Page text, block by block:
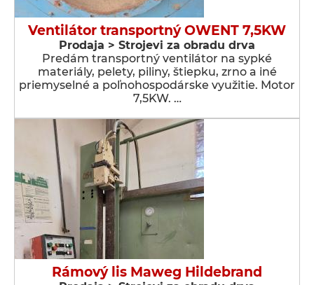
Ventilátor transportný OWENT 7,5KW
Prodaja > Strojevi za obradu drva
Predám transportný ventilátor na sypké
materiály, pelety, piliny, štiepku, zrno a iné
priemyselné a poľnohospodárske využitie. Motor
7,5KW. …
Rámový lis Maweg Hildebrand